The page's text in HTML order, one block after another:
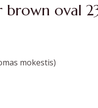
oval
mokestis)